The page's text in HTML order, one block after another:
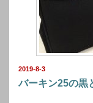
2019-8-3
バーキン25の黒